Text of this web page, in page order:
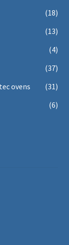
(18)
(13)
(4)
(37)
ovens
(31)
(6)